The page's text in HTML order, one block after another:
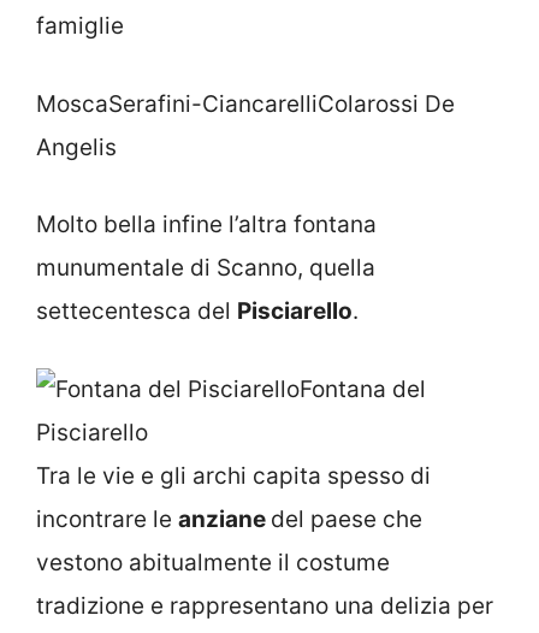
famiglie
MoscaSerafini-CiancarelliColarossi De
Angelis
Molto bella infine l’altra fontana
munumentale di Scanno, quella
settecentesca del Pisciarello.
Fontana del
Pisciarello
Tra le vie e gli archi capita spesso di
incontrare le anziane del paese che
vestono abitualmente il costume
tradizione e rappresentano una delizia per